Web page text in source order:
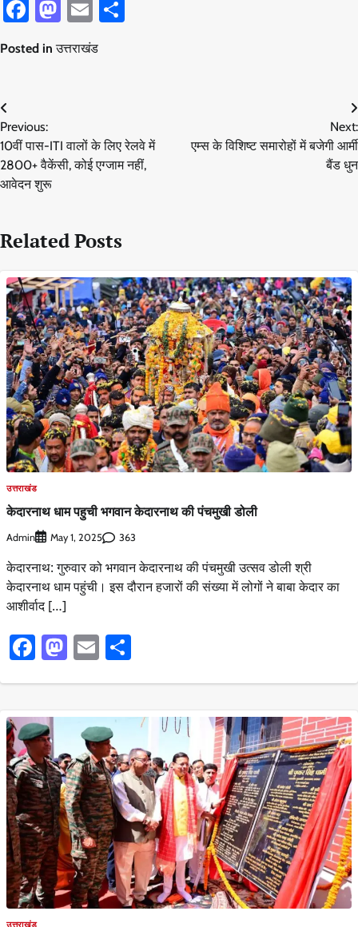
Facebook
Mastodon
Email
Posted inउत्तराखंड
Post
navigation
Previous:
10वीं पास-ITI वालों के लिए रेलवे में
2800+ वैकेंसी, कोई एग्जाम नहीं,
आवेदन शुरू
Next:
एम्स के विशिष्ट समारोहों में बजेगी आर्मी
बैंड धुन
Related Posts
उत्तराखंड
केदारनाथ धाम पहुची भगवान केदारनाथ की पंचमुखी डोली
Admin May 1, 2025 363
केदारनाथ: गुरुवार को भगवान केदारनाथ की पंचमुखी उत्सव डोली श्री
केदारनाथ धाम पहुंची। इस दौरान हजारों की संख्या में लोगों ने बाबा केदार का
आशीर्वाद […]
Facebook
Mastodon
Email
उत्तराखंड